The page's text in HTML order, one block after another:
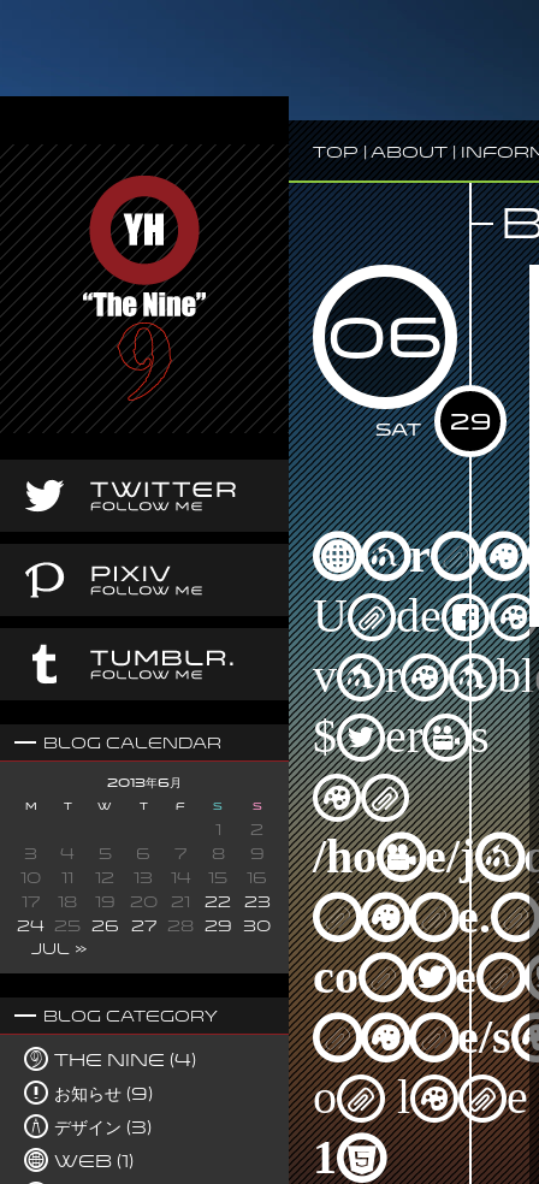
Top|About|
Blog Calendar
2013年6月
M W F S S
2
3
4 5 6 7 8
9
10
12 13 14 15
16
17
18 19 20 21 22
23
24
25 26 27 28 29
30
Jul »
Blog Category
The Nine (4)
お知らせ (9)
デザイン (3)
Web (1)
06
29
Sat
$terms
in
/home/
nine/
on line
15